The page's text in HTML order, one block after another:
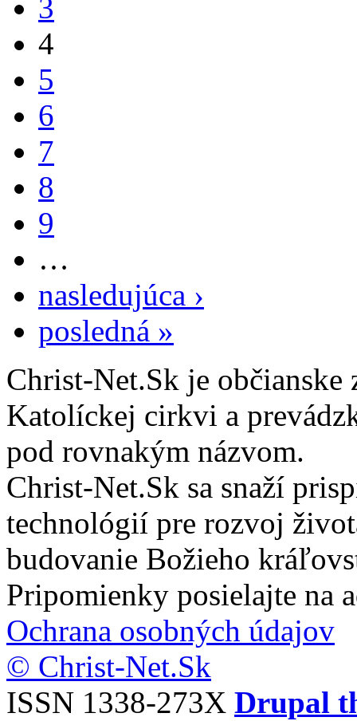
3
4
5
6
7
8
9
…
nasledujúca ›
posledná »
Christ-Net.Sk je
Katolíckej cirkvi a
pod rovnakým názvom.
Christ-Net.Sk sa snaží
technológií pre rozvoj
budovanie Božieho
Pripomienky posielajte na
Ochrana osobných údajov
© Christ-Net.Sk
ISSN 1338-273X Drupal